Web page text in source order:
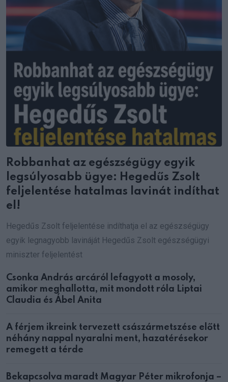
Robbanhat az egészségügy egyik
legsúlyosabb ügye: Hegedűs Zsolt
feljelentése hatalmas lavinát indíthat
el!
Hegedűs Zsolt feljelentése indíthatja el az egészségügy
egyik legnagyobb lavináját Hegedűs Zsolt egészségügyi
miniszter feljelentést
Csonka András arcáról lefagyott a mosoly,
amikor meghallotta, mit mondott róla Liptai
Claudia és Ábel Anita
A férjem ikreink tervezett császármetszése előtt
néhány nappal nyaralni ment, hazatérésekor
remegett a térde
Bekapcsolva maradt Magyar Péter mikrofonja –